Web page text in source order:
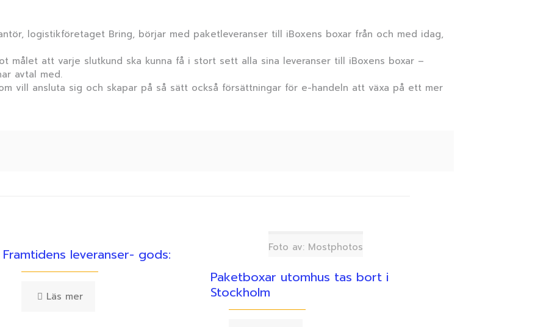
logistikföretaget Bring, börjar med paketleveranser till iBoxens boxar från och med idag,
målet att varje slutkund ska kunna få i stort sett alla sina leveranser till iBoxens boxar –
avtal med.
vill ansluta sig och skapar på så sätt också försättningar för e-handeln att växa på ett mer
Framtidens leveranser- gods:
Läs mer
Foto av: Mostphotos
Paketboxar utomhus tas bort i
Stockholm